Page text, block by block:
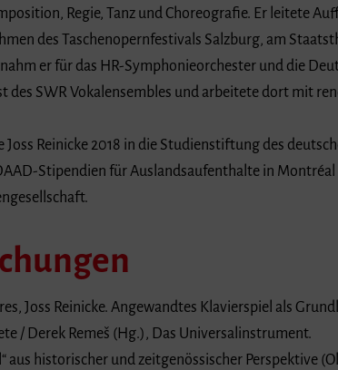
Regie, Tanz und Choreografie. Er leitete
des Taschenopernfestivals Salzburg, am
er für das HR-Symphonieorchester und die
des SWR Vokalensembles und arbeitete dort mit
Joss Reinicke 2018 in die Studienstiftung des
Stipendien für Auslandsaufenthalte in
Joss Reinicke. Angewandtes Klavierspiel als
/ Derek Remeš (Hg.), Das Universalinstrument.
aus historischer und zeitgenössischer Perspektive